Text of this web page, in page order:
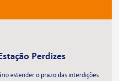
Perdizes
estender o prazo das interdições